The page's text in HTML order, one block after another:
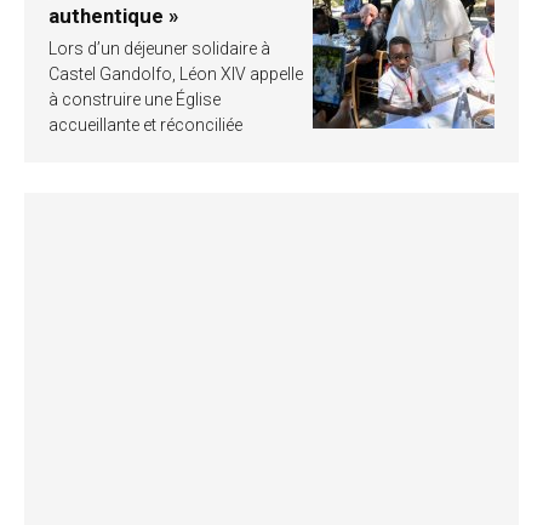
authentique »
Lors d’un déjeuner solidaire à
Castel Gandolfo, Léon XIV appelle
à construire une Église
accueillante et réconciliée